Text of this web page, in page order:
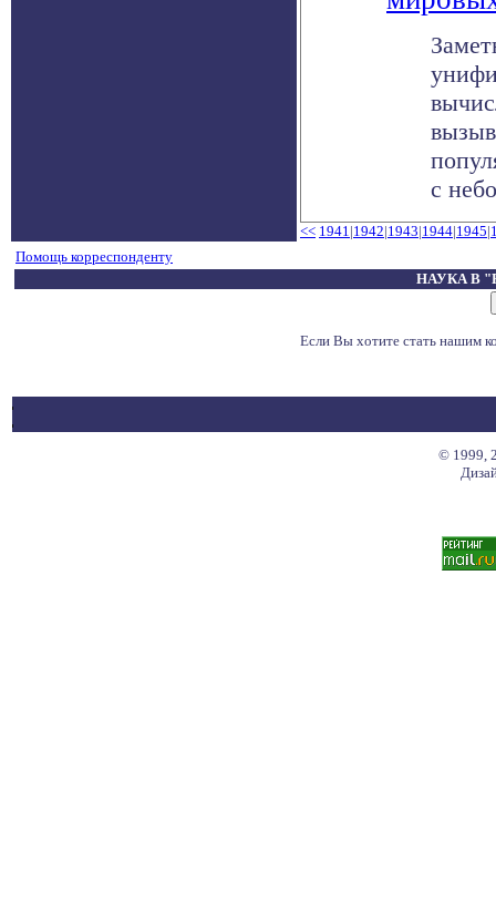
с
<< 1941|1942|1943|1944|1945|
Помощь корреспонденту
НАУКА В
Если Вы хотите стать нашим
© 1999,